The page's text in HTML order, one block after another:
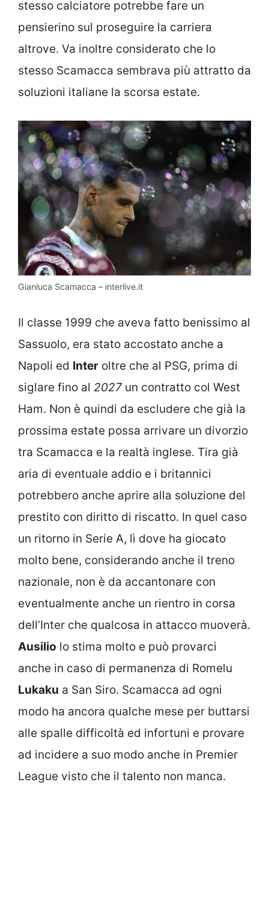
stesso calciatore potrebbe fare un
pensierino sul proseguire la carriera
altrove. Va inoltre considerato che lo
stesso Scamacca sembrava più attratto da
soluzioni italiane la scorsa estate.
Gianluca Scamacca – interlive.it
Il classe 1999 che aveva fatto benissimo al
Sassuolo, era stato accostato anche a
Napoli ed Inter oltre che al PSG, prima di
siglare fino al 2027 un contratto col West
Ham. Non è quindi da escludere che già la
prossima estate possa arrivare un divorzio
tra Scamacca e la realtà inglese. Tira già
aria di eventuale addio e i britannici
potrebbero anche aprire alla soluzione del
prestito con diritto di riscatto. In quel caso
un ritorno in Serie A, lì dove ha giocato
molto bene, considerando anche il treno
nazionale, non è da accantonare con
eventualmente anche un rientro in corsa
dell’Inter che qualcosa in attacco muoverà.
Ausilio lo stima molto e può provarci
anche in caso di permanenza di Romelu
Lukaku a San Siro. Scamacca ad ogni
modo ha ancora qualche mese per buttarsi
alle spalle difficoltà ed infortuni e provare
ad incidere a suo modo anche in Premier
League visto che il talento non manca.